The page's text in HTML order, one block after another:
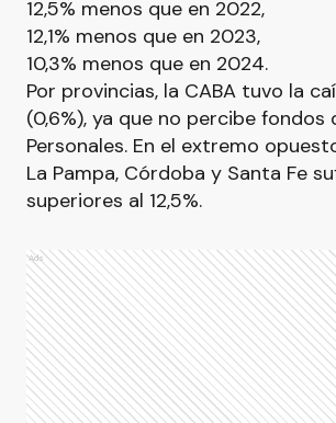
12,5% menos que en 2022,
12,1% menos que en 2023,
10,3% menos que en 2024.
Por provincias, la CABA tuvo la
(0,6%), ya que no percibe fondos
Personales. En el extremo
La Pampa, Córdoba y Santa Fe
superiores al 12,5%.
Ads